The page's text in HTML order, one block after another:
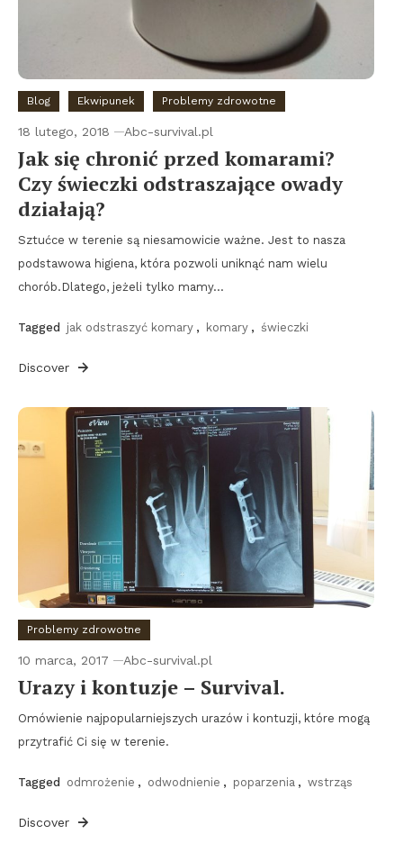
Blog Ekwipunek Problemy zdrowotne
18 lutego, 2018 Abc-survival.pl
Jak się chronić przed komarami?
Czy świeczki odstraszające owady
działają?
Sztućce w terenie są niesamowicie ważne. Jest to nasza
podstawowa higiena, która pozwoli uniknąć nam wielu
chorób.Dlatego, jeżeli tylko mamy…
Tagged jak odstraszyć komary , komary , świeczki
Discover
Problemy zdrowotne
10 marca, 2017 Abc-survival.pl
Urazy i kontuzje – Survival.
Omówienie najpopularniejszych urazów i kontuzji, które mogą
przytrafić Ci się w terenie.
Tagged odmrożenie , odwodnienie , poparzenia , wstrząs
Discover